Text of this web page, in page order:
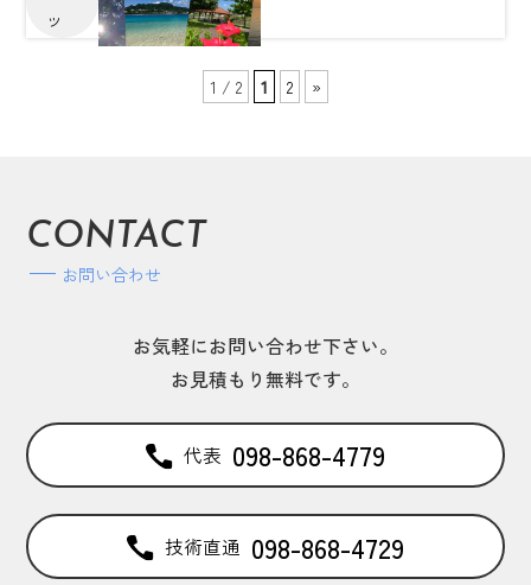
ツ
1 / 2 1 2 »
CONTACT
お問い合わせ
お気軽にお問い合わせ下さい。
お見積もり無料です。
代表 098-868-4779
技術直通 098-868-4729